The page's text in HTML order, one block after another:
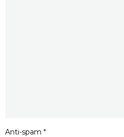
Anti-spam